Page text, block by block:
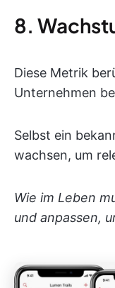
8.
Diese Metrik
Unternehmen
Selbst ein
wachsen, um
Wie im Leben
und anpassen,